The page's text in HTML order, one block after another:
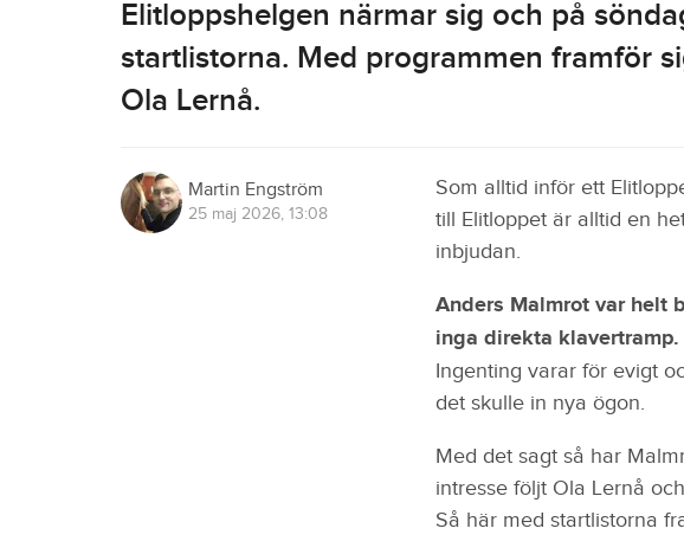
Elitloppshelgen närmar sig och på
startlistorna. Med programmen framför
Ola Lernå.
Martin Engström
25 maj 2026, 13:08
Som alltid inför ett
till Elitloppet är alltid en
inbjudan.
Anders Malmrot var helt
inga direkta
Ingenting varar för evigt
det skulle in nya ögon.
Med det sagt så har
intresse följt Ola Lernå
Så här med startlistorna